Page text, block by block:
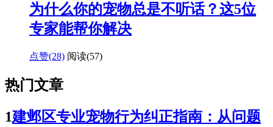
为什么你的宠物总是不听话？这5位
专家能帮你解决
点赞(28) 阅读(57)
热门文章
1建邺区专业宠物行为纠正指南：从问题